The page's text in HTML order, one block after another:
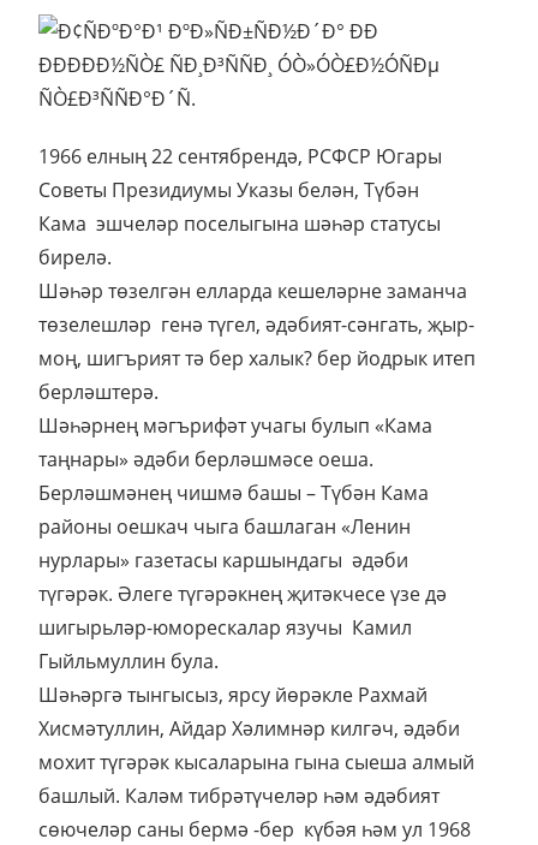
1966 елның 22 сентябрендә, РСФСР Югары
Советы Президиумы Указы белән, Түбән
Кама эшчеләр поселыгына шәһәр статусы
бирелә.
Шәһәр төзелгән елларда кешеләрне заманча
төзелешләр генә түгел, әдәбият-сәнгать, җыр-
моң, шигърият тә бер халык? бер йодрык итеп
берләштерә.
Шәһәрнең мәгърифәт учагы булып «Кама
таңнары» әдәби берләшмәсе оеша.
Берләшмәнең чишмә башы – Түбән Кама
районы оешкач чыга башлаган «Ленин
нурлары» газетасы каршындагы әдәби
түгәрәк. Әлеге түгәрәкнең җитәкчесе үзе дә
шигырьләр-юморескалар язучы Камил
Гыйльмуллин була.
Шәһәргә тынгысыз, ярсу йөрәкле Рахмай
Хисмәтуллин, Айдар Хәлимнәр килгәч, әдәби
мохит түгәрәк кысаларына гына сыеша алмый
башлый. Каләм тибрәтүчеләр һәм әдәбият
сөючеләр саны бермә -бер күбәя һәм ул 1968